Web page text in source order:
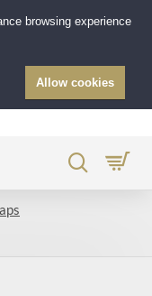
browsing experience
Allow cookies